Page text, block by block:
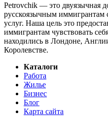
Petrovchik — это двуязычная
русскоязычным иммигрантам
услуг. Наша цель это
иммигрантам чувствовать
находились в Лондоне,
Королевстве.
Каталоги
Работа
Жилье
Бизнес
Блог
Карта сайта